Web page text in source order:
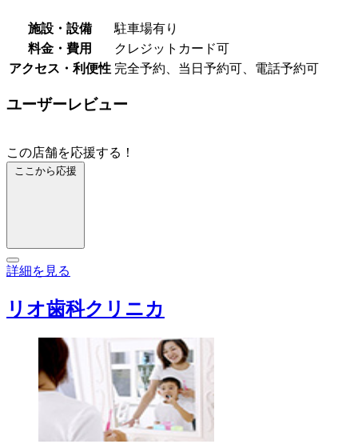
施設・設備
駐車場有り
料金・費用
クレジットカード可
アクセス・利便性 完全予約、当日予約可、電話予約可
ユーザーレビュー
この店舗を応援する！
ここから応援
詳細を見る
リオ歯科クリニカ